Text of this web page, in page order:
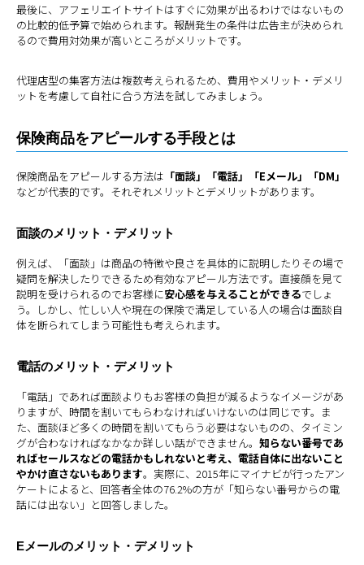
最後に、アフェリエイトサイトはすぐに効果が出るわけではないもの
の比較的低予算で始められます。報酬発生の条件は広告主が決められ
るので費用対効果が高いところがメリットです。
代理店型の集客方法は複数考えられるため、費用やメリット・デメリ
ットを考慮して自社に合う方法を試してみましょう。
保険商品をアピールする手段とは
保険商品をアピールする方法は 「面談」「電話」「Eメール」「DM」
などが代表的です。それぞれメリットとデメリットがあります。
面談のメリット・デメリット
例えば、「面談」は商品の特徴や良さを具体的に説明したりその場で
疑問を解決したりできるため有効なアピール方法です。直接顔を見て
説明を受けられるのでお客様に安心感を与えることができるでしょ
う。しかし、忙しい人や現在の保険で満足している人の場合は面談自
体を断られてしまう可能性も考えられます。
電話のメリット・デメリット
「電話」であれば面談よりもお客様の負担が減るようなイメージがあ
りますが、時間を割いてもらわなければいけないのは同じです。ま
た、面談ほど多くの時間を割いてもらう必要はないものの、タイミン
グが合わなければなかなか詳しい話ができません。 知らない番号であ
ればセールスなどの電話かもしれないと考え、電話自体に出ないこと
やかけ直さないもあります。実際に、2015年にマイナビが行ったアン
ケートによると、回答者全体の76.2%の方が「知らない番号からの電
話には出ない」と回答しました。
Eメールのメリット・デメリット